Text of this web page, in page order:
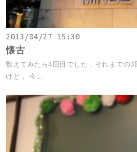
2013/04/27 15:30
懐古
数えてみたら4回目でした．それまでの3
けど， 今...